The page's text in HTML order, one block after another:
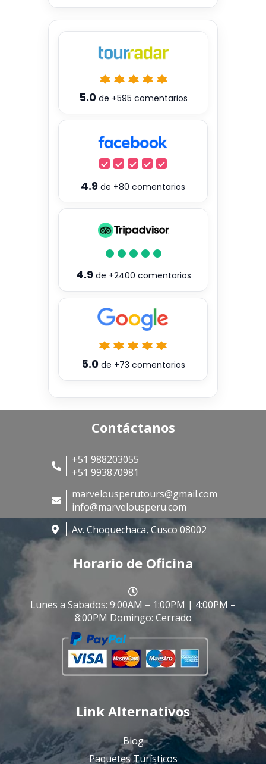
5.0 de +595 comentarios
4.9 de +80 comentarios
4.9de +2400 comentarios
5.0de +73 comentarios
Contáctanos
+51 988203055
+51 993870981
marvelousperutours@gmail.com
info@marvelousperu.com
Av. Choquechaca, Cusco 08002
Horario de Oficina
Lunes a Sabados: 9:00AM – 1:00PM | 4:00PM –
8:00PM Domingo: Cerrado
Link Alternativos
Blog
Paquetes Turísticos